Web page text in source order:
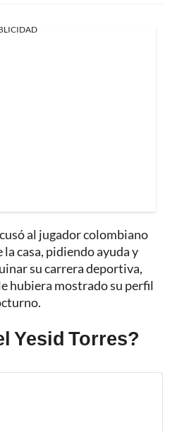
al jugador colombiano
casa, pidiendo ayuda y
su carrera deportiva,
hubiera mostrado su perfil
Yesid Torres?